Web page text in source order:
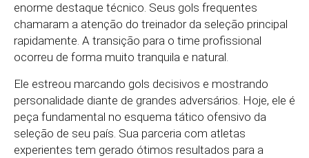
enorme destaque técnico. Seus gols frequentes
chamaram a atenção do treinador da seleção principal
rapidamente. A transição para o time profissional
ocorreu de forma muito tranquila e natural.
Ele estreou marcando gols decisivos e mostrando
personalidade diante de grandes adversários. Hoje, ele é
peça fundamental no esquema tático ofensivo da
seleção de seu país. Sua parceria com atletas
experientes tem gerado ótimos resultados para a